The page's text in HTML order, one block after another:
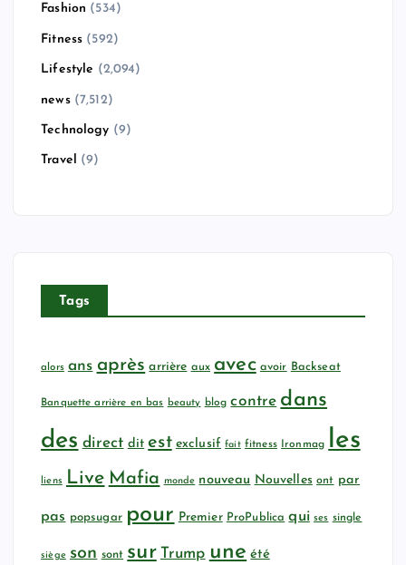
Fashion (534)
Fitness (592)
Lifestyle (2,094)
news(7,512)
Technology (9)
Travel (9)
Tags
alors ans après arrière aux avec avoir Backseat
Banquette arrière en bas beauty blog contre dans
des direct dit est exclusif fait fitness Ironmag les
liens Live Mafia monde nouveau Nouvelles ont par
pas popsugar pour Premier ProPublica qui ses single
siège son sont sur Trump une été